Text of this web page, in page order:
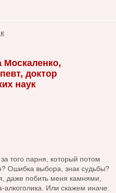
Москаленко,
доктор
наук
того парня, который потом
Ошибка выбора, знак судьбы?
даже побить меня камнями,
алкоголика. Или скажем иначе: